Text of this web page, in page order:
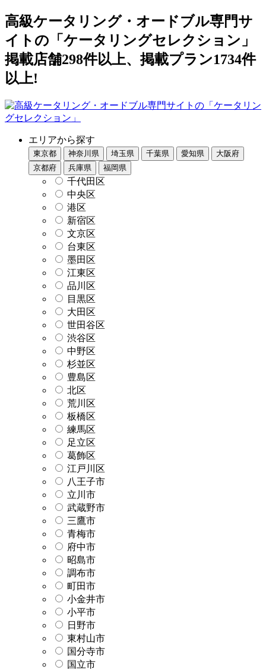
高級ケータリング・オードブル専門サ
イトの「ケータリングセレクション」
掲載店舗298件以上、掲載プラン1734件
以上!
エリアから探す
東京都 神奈川県 埼玉県 千葉県 愛知県
大阪府
京都府
兵庫県 福岡県
千代田区
中央区
港区
新宿区
文京区
台東区
墨田区
江東区
品川区
目黒区
大田区
世田谷区
渋谷区
中野区
杉並区
豊島区
北区
荒川区
板橋区
練馬区
足立区
葛飾区
江戸川区
八王子市
立川市
武蔵野市
三鷹市
青梅市
府中市
昭島市
調布市
町田市
小金井市
小平市
日野市
東村山市
国分寺市
国立市